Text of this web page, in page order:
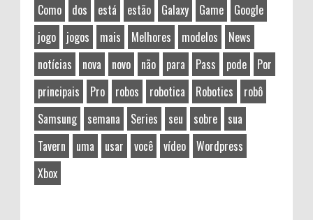
Como
dos está estão Galaxy Game
Google
jogo
jogos mais Melhores modelos
News
notícias
nova novo não para Pass pode
Por
principais
Pro robos robotica Robotics
robô
Samsung
semana Series seu sobre
sua
Tavern
uma usar você vídeo
Wordpress
Xbox